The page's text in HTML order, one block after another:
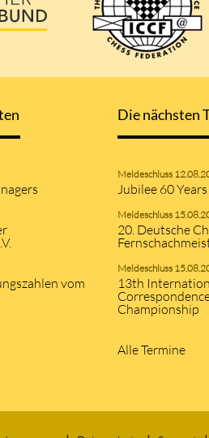
vom
Die nächsten
Meldeschluss
Jubilee 60
Meldeschluss
20. Deutsche
Meldeschluss
13th
Championship
Alle Termine